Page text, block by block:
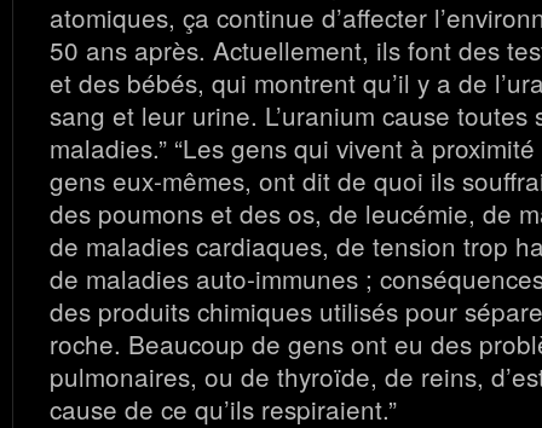
atomiques, ça continue d’affecter
50 ans après. Actuellement, ils font des
et des bébés, qui montrent qu’il y a de
sang et leur urine. L’uranium cause toutes
maladies.” “Les gens qui vivent à
gens eux-mêmes, ont dit de quoi ils
des poumons et des os, de leucémie, de
de maladies cardiaques, de tension trop
de maladies auto-immunes ;
des produits chimiques utilisés pour
roche. Beaucoup de gens ont eu des
pulmonaires, ou de thyroïde, de reins,
cause de ce qu’ils respiraient.”